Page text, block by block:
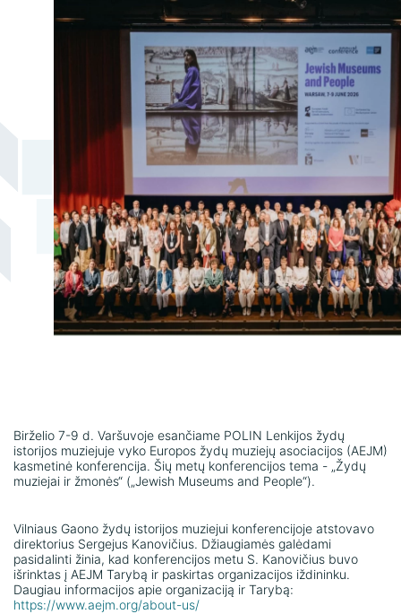
naudojimo taisyklės
Konsultacijų ir ekspertizių paslaugos
Žako Lipšico muziejaus ekspozicija
Birželio 7-9 d. Varšuvoje esančiame POLIN Lenkijos žydų
istorijos muziejuje vyko Europos žydų muziejų asociacijos (AEJM)
kasmetinė konferencija. Šių metų konferencijos tema - „Žydų
muziejai ir žmonės“ („Jewish Museums and People“).
Vilniaus Gaono žydų istorijos muziejui konferencijoje atstovavo
direktorius Sergejus Kanovičius. Džiaugiamės galėdami
pasidalinti žinia, kad konferencijos metu S. Kanovičius buvo
išrinktas į AEJM Tarybą ir paskirtas organizacijos iždininku.
Daugiau informacijos apie organizaciją ir Tarybą:
https://www.aejm.org/about-us/